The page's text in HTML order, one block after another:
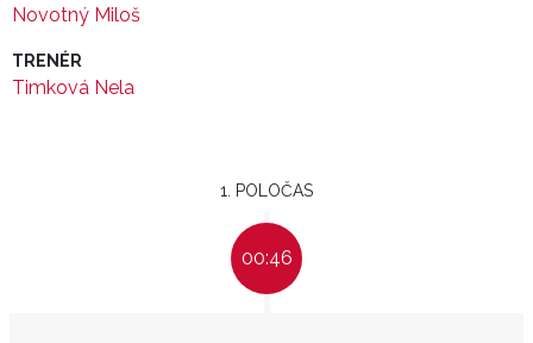
Novotný Miloš
TRENÉR
Timková Nela
1. POLOČAS
00:46